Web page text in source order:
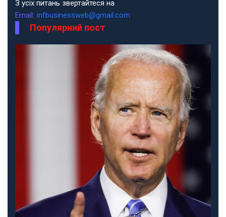
З усіх питань звертайтеся на
Email: infbusinessweb@gmail.com
Популярний пост